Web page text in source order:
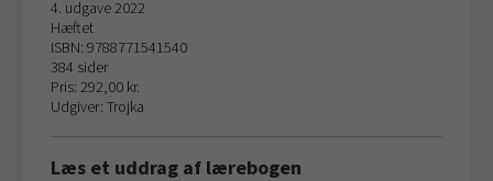
4. udgave 2022
Hæftet
ISBN: 9788771541540
384 sider
Pris: 292,00 kr.
Udgiver: Trojka
Læs et uddrag af lærebogen